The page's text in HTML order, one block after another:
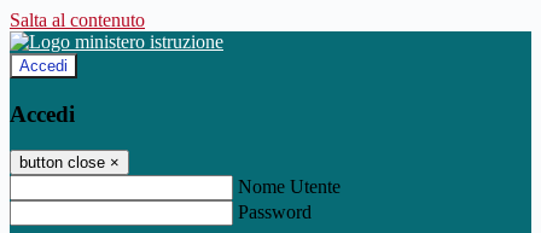
Salta al contenuto
Accedi
Accedi
button close ×
Nome Utente
Password